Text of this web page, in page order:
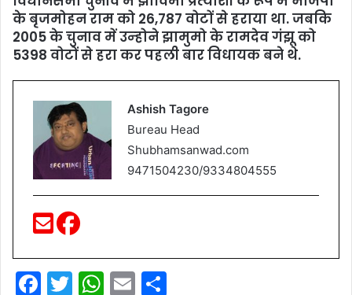
के बृजमोहन राम को 26,787 वोटों से हराया था. जबक‍ि
2005 के चुनाव में उन्‍होने झामुमो के रामदेव गंझू को
5398 वोटों से हरा कर पहली बार विधायक बने थे.
Ashish Tagore
Bureau Head
Shubhamsanwad.com
9471504230/9334804555
F
T
W E